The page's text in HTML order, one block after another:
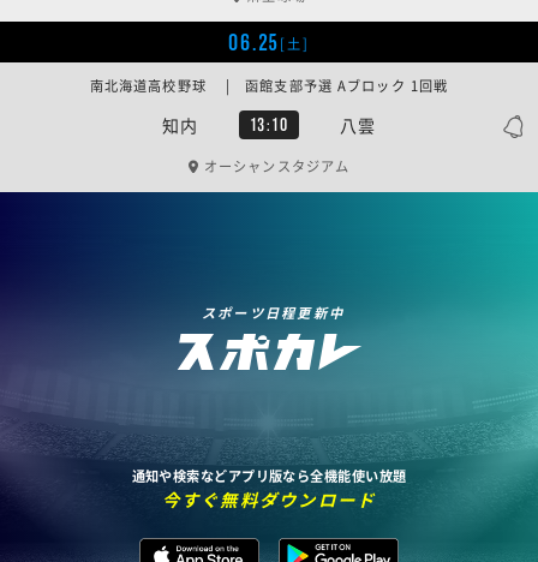
06.25[土]
知内 13:10 八雲
南北海道高校野球 | 函館支部予選 Aブロック 1回戦
オーシャンスタジアム
スポーツ日程更新中
通知や検索などアプリ版なら全機能使い放題
今すぐ無料ダウンロード